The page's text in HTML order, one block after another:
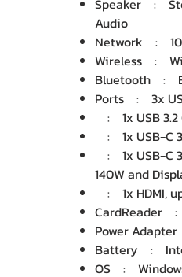
Speaker :
Audio
Network :
Wireless :
Bluetooth :
Ports : 3x
: 1x USB 3.2
: 1x USB-C
: 1x USB-C
140W and
: 1x HDMI,
CardReader
Power
Battery :
OS : Windows